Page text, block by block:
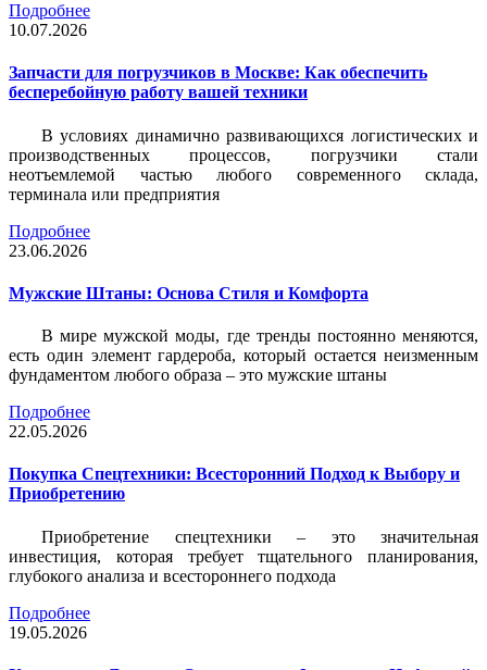
Подробнее
10.07.2026
Запчасти для погрузчиков в Москве: Как обеспечить
бесперебойную работу вашей техники
В условиях динамично развивающихся логистических и
производственных процессов, погрузчики стали
неотъемлемой частью любого современного склада,
терминала или предприятия
Подробнее
23.06.2026
Мужские Штаны: Основа Стиля и Комфорта
В мире мужской моды, где тренды постоянно меняются,
есть один элемент гардероба, который остается неизменным
фундаментом любого образа – это мужские штаны
Подробнее
22.05.2026
Покупка Спецтехники: Всесторонний Подход к Выбору и
Приобретению
Приобретение спецтехники – это значительная
инвестиция, которая требует тщательного планирования,
глубокого анализа и всестороннего подхода
Подробнее
19.05.2026